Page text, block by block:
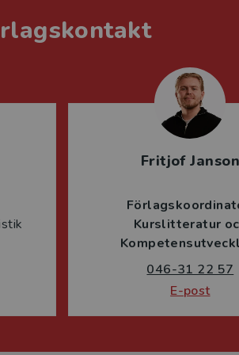
Fritjof Janson
Kurslitteratur
046-31 22 57
E-post